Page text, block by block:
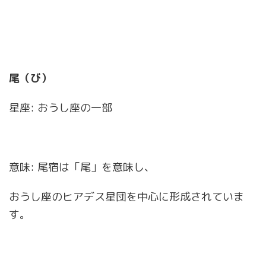
尾（び）
星座: おうし座の一部
意味: 尾宿は「尾」を意味し、
おうし座のヒアデス星団を中心に形成されていま
す。